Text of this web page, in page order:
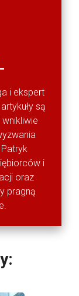
i ekspert
są
i
oraz
pragną